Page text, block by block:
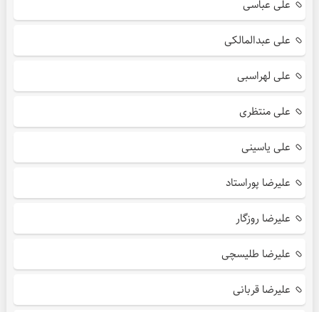
علی عباسی
علی عبدالمالکی
علی لهراسبی
علی منتظری
علی یاسینی
علیرضا پوراستاد
علیرضا روزگار
علیرضا طلیسچی
علیرضا قربانی